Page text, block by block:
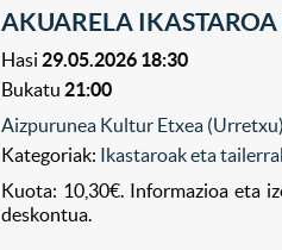
AKUARELA
Hasi 29.05.2026 18:30
Bukatu 21:00
Aizpurunea Kultur Etxea (Urretxu)
Kategoriak: Ikastaroak eta
Kuota: 10,30€. Informazioa eta
deskontua.